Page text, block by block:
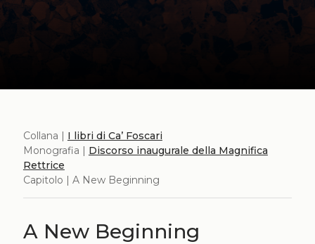
Collana | I libri di Ca’ Foscari
Monografia | Discorso inaugurale della Magnifica
Rettrice
Capitolo | A New Beginning
A New Beginning